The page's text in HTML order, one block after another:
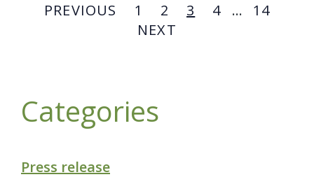
PREVIOUS 1 2 3 4 …
14
NEXT
Categories
Press release